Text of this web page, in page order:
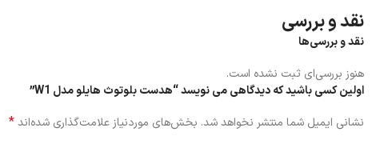
نقد و بررسی
نقد و بررسی‌ها
هنوز بررسی‌ای ثبت نشده است.
اولین کسی باشید که دیدگاهی می نویسد “هدست بلوتوث هایلو مدل W1”
نشانی ایمیل شما منتشر نخواهد شد. بخش‌های موردنیاز علامت‌گذاری شده‌اند*